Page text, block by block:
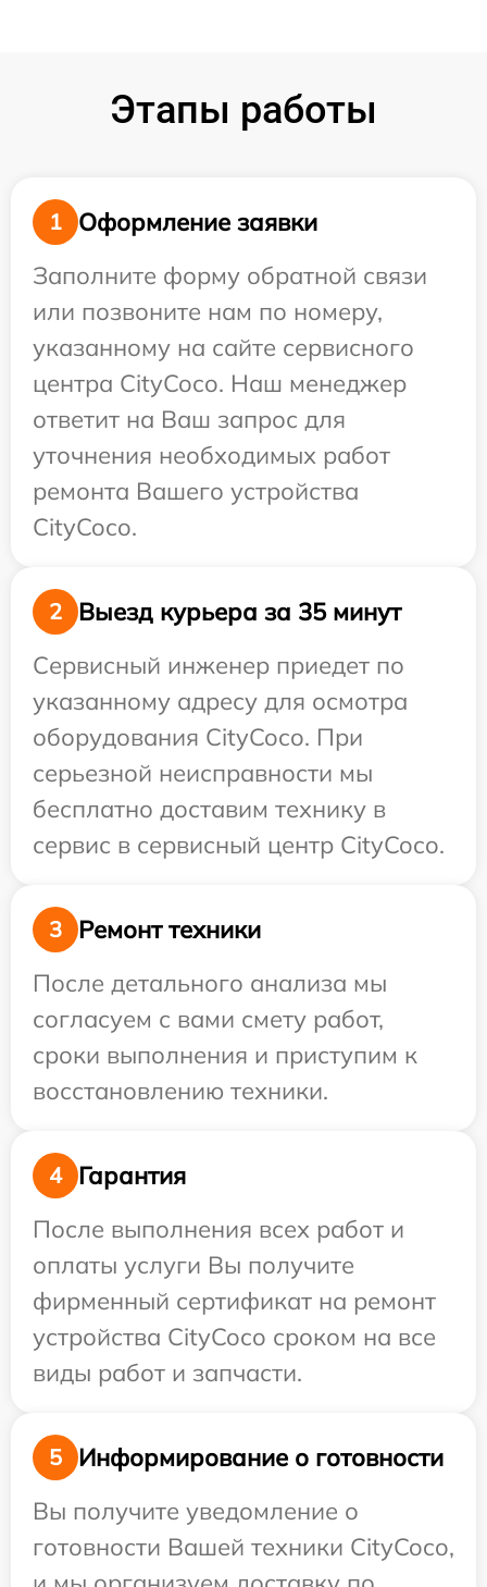
Этапы работы
1
Оформление заявки
Заполните форму обратной связи
или позвоните нам по номеру,
указанному на сайте сервисного
центра CityCoco. Наш менеджер
ответит на Ваш запрос для
уточнения необходимых работ
ремонта Вашего устройства
CityCoco.
2
Выезд курьера за 35 минут
Сервисный инженер приедет по
указанному адресу для осмотра
оборудования CityCoco. При
серьезной неисправности мы
бесплатно доставим технику в
сервис в сервисный центр CityCoco.
3
Ремонт техники
После детального анализа мы
согласуем с вами смету работ,
сроки выполнения и приступим к
восстановлению техники.
4
Гарантия
После выполнения всех работ и
оплаты услуги Вы получите
фирменный сертификат на ремонт
устройства CityCoco сроком на все
виды работ и запчасти.
5
Информирование о готовности
Вы получите уведомление о
готовности Вашей техники CityCoco,